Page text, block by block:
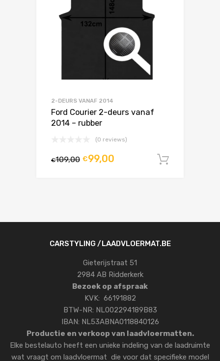
2-DEURS VANAF 2014
Ford Courier 2-deurs vanaf
2014 – rubber
(0 reviews)
€109,00 €99,00
CARSTYLING /LAADVLOERMAT.BE
Gieterijstraat 51
2984 AB Ridderkerk
Bezoek op afspraak
KVK: 66191882
BTW-NR: NL002294189B83
IBAN: NL53ABNA0118840126
Productie en verkoop van laadvloermatten.
Elke bestelauto heeft een unieke indeling van de laadruimte
wat vraagt om laadvloermat die voor dat specifieke model